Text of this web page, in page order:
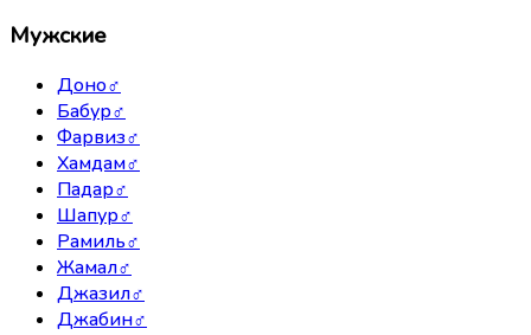
Мужские
Доно♂
Бабур♂
Фарвиз♂
Хамдам♂
Падар♂
Шапур♂
Рамиль♂
Жамал♂
Джазил♂
Джабин♂